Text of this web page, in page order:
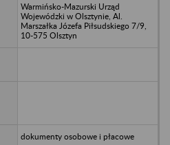
Warmińsko-Mazurski Urząd
Wojewódzki w Olsztynie, Al.
Marszałka Józefa Piłsudskiego 7/9,
10-575 Olsztyn
dokumenty osobowe i płacowe